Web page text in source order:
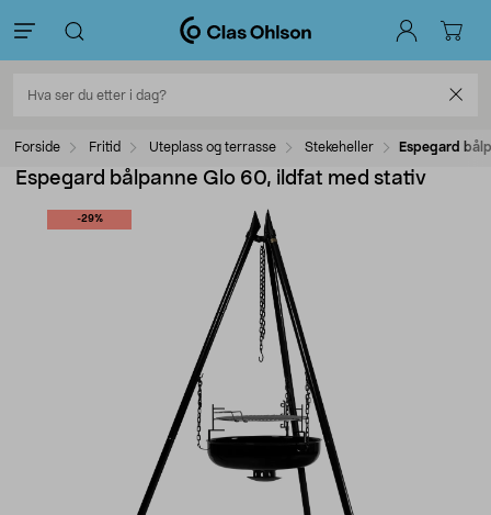
Forside Fritid Uteplass og terrasse Stekeheller Espegard
Espegard bålpanne Glo 60, ildfat med stativ
-29%